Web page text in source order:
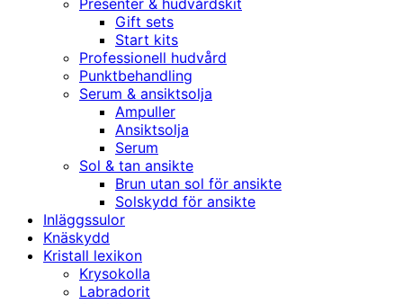
Presenter & hudvårdskit
Gift sets
Start kits
Professionell hudvård
Punktbehandling
Serum & ansiktsolja
Ampuller
Ansiktsolja
Serum
Sol & tan ansikte
Brun utan sol för ansikte
Solskydd för ansikte
Inläggssulor
Knäskydd
Kristall lexikon
Krysokolla
Labradorit